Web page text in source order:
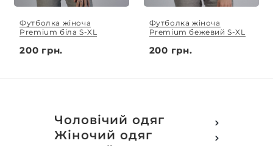
Футболка жіноча
Premium біла S-XL
200 грн.
Футболка жіноча
Premium бежевий S-XL
200 грн.
Чоловічий одяг
Футболки
Жіночий одяг